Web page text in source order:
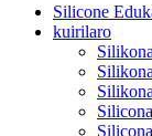
Silicone
kuirilaro